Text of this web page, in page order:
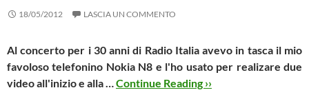
18/05/2012 LASCIA UN COMMENTO
Al concerto per i 30 anni di Radio Italia avevo in tasca il mio
favoloso telefonino Nokia N8 e l'ho usato per realizare due
video all'inizio e alla …Continue Reading ››